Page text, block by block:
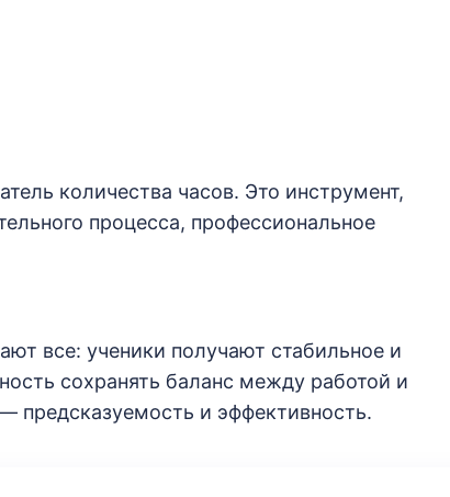
количества часов. Это инструмент,
процесса, профессиональное
все: ученики получают стабильное и
сохранять баланс между работой и
предсказуемость и эффективность.